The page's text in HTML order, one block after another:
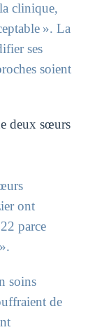
clinique,
». La
ses
soient
deux sœurs
ont
parce
soins
de